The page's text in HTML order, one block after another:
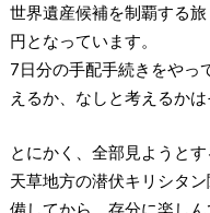
世界遺産候補を制覇する
円となっています。
7日分の手配手続きをやっ
えるか、なしと考えるかは
とにかく、全部見ようと
天草地方の潜伏キリシタ
備してから、存分に楽しん